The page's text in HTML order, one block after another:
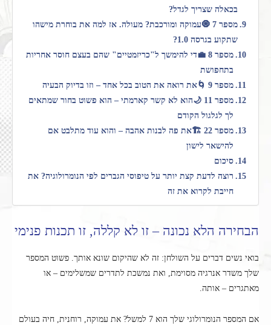
בכאלה שצריך לגדל?
מספר 7 🧿עמוקה ומורכבת? מעולה. אז למה את בוחרת מישהו
שתקוע בגרסה 1.0?
מספר 8 💼די להימשך ל"כריזמטיים" שהם בעצם חוסר אחריות
בתחפושת
מספר 9 🌀את רואה את הטוב בכל אחד – וזו בדיוק הבעיה
מספר 11 🌙הוא לא קשר קארמתי – הוא פשוט בחור שמתאים
לך לגלגול הקודם
מספר 22 🏗️את פה לבנות אהבה – והוא עוד מתלבט אם
להישאר לישון
סיכום
רוצה לדעת קצת יותר על טיפוסי הגברים לפי הנומרולוגיה? את
חייבת לקרוא את זה
הבחירה הלא נכונה – זו לא קללה, זו תכנות פנימי
בואי נשים דברים על השולחן: זה לא שהיקום שונא אותך. פשוט המספר
שלך משדר אנרגיה מסוימת, ואת נמשכת לתדרים שמשלימים – או
מאתגרים – אותה.
אם המספר הנומרולוגי שלך הוא 7 למשל? את עמוקה, רוחנית, חיה בעולם